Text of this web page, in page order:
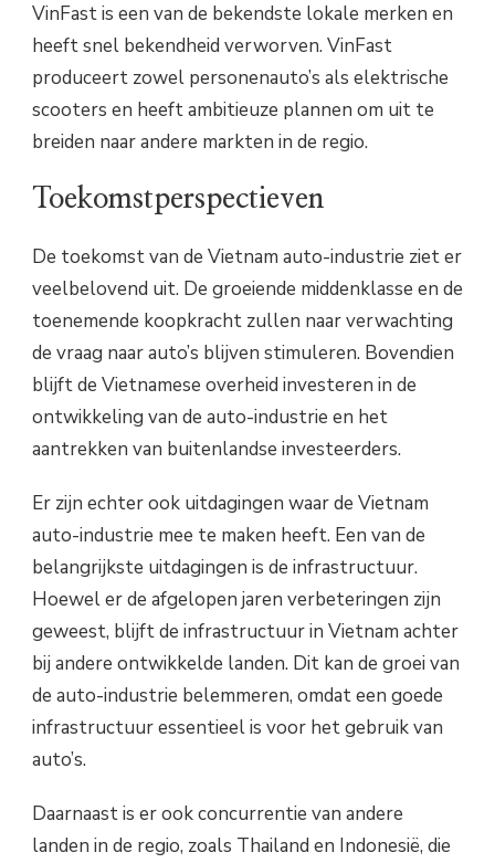
VinFast is een van de bekendste lokale merken en
heeft snel bekendheid verworven. VinFast
produceert zowel personenauto’s als elektrische
scooters en heeft ambitieuze plannen om uit te
breiden naar andere markten in de regio.
Toekomstperspectieven
De toekomst van de Vietnam auto-industrie ziet er
veelbelovend uit. De groeiende middenklasse en de
toenemende koopkracht zullen naar verwachting
de vraag naar auto’s blijven stimuleren. Bovendien
blijft de Vietnamese overheid investeren in de
ontwikkeling van de auto-industrie en het
aantrekken van buitenlandse investeerders.
Er zijn echter ook uitdagingen waar de Vietnam
auto-industrie mee te maken heeft. Een van de
belangrijkste uitdagingen is de infrastructuur.
Hoewel er de afgelopen jaren verbeteringen zijn
geweest, blijft de infrastructuur in Vietnam achter
bij andere ontwikkelde landen. Dit kan de groei van
de auto-industrie belemmeren, omdat een goede
infrastructuur essentieel is voor het gebruik van
auto’s.
Daarnaast is er ook concurrentie van andere
landen in de regio, zoals Thailand en Indonesië, die